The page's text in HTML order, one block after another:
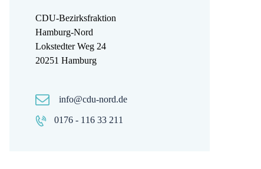
CDU-Bezirksfraktion
Hamburg-Nord
Lokstedter Weg 24
20251 Hamburg
info@cdu-nord.de
0176 - 116 33 211